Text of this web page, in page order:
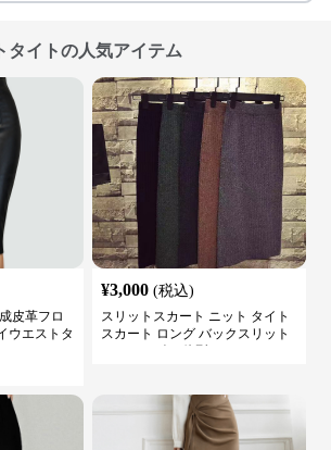
タイトの人気アイテム
皮革フロ
ウエストタ
¥3,000 (税込)
スリットスカート ニット タイト
スカート ロング バックスリット